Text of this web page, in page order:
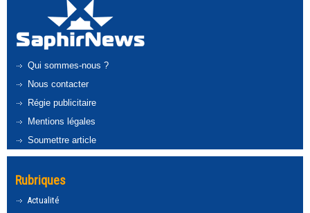
Qui sommes-nous ?
Nous contacter
Régie publicitaire
Mentions légales
Soumettre article
Rubriques
Actualité